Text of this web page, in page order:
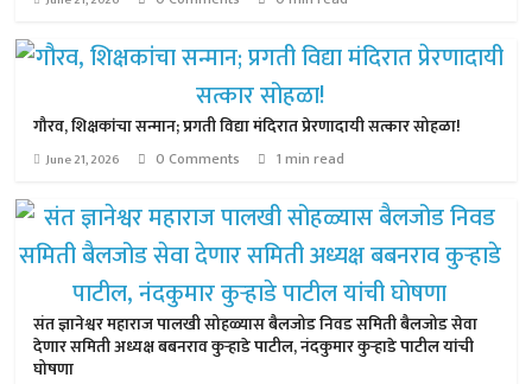
गौरव, शिक्षकांचा सन्मान; प्रगती विद्या मंदिरात प्रेरणादायी सत्कार सोहळा!
June 21, 2026 0 Comments 1 min read
संत ज्ञानेश्वर महाराज पालखी सोहळ्यास बैलजोड निवड समिती बैलजोड सेवा
देणार समिती अध्यक्ष बबनराव कुऱ्हाडे पाटील, नंदकुमार कुऱ्हाडे पाटील यांची
घोषणा